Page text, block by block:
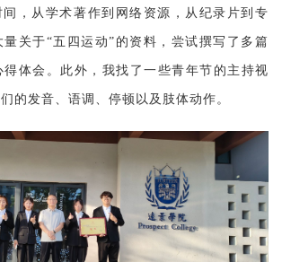
，从学术著作到网络资源，从纪录片到专
量关于“五四运动”的资料，尝试撰写了多篇
得体会。此外，我找了一些青年节的主持视
的发音、语调、停顿以及肢体动作。